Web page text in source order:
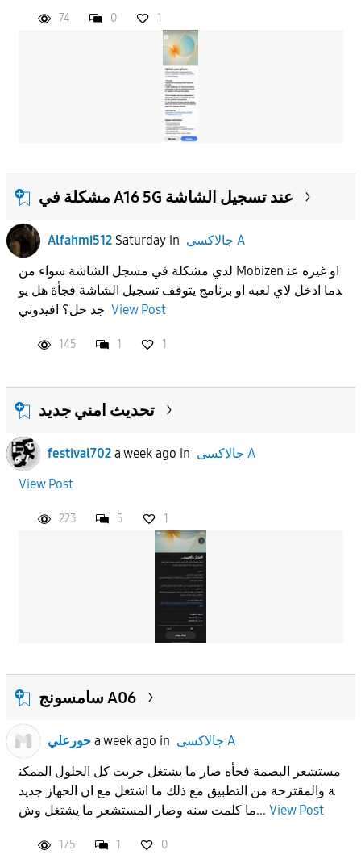
74 0 1
مشكلة في A16 5G عند تسجيل الشاشة
Alfahmi512 Saturdayin
جالاكسى A
لدي مشكلة في مسجل الشاشة سواء من Mobizen او غيره عن
دما ادخل لاي لعبه او برنامج يتوقف تسجيل الشاشة فجأة هل يو
View Post
145 1 1
تحديث امني جديد
festival702 a week ago in
جالاكسى A
View Post
223 5 1
سامسونج A06
حورعلي a week ago in
جالاكسى A
مستشعر البصمة فجأه صار ما يشتغل جربت كل الحلول الممكن
ة والمقترحة من التطبيق مع ذلك ما اشتغل مع ان الحهاز جديد
ما كلمت سنه وصار المستشعر ما يشتغل وش... View Post
175 1 0